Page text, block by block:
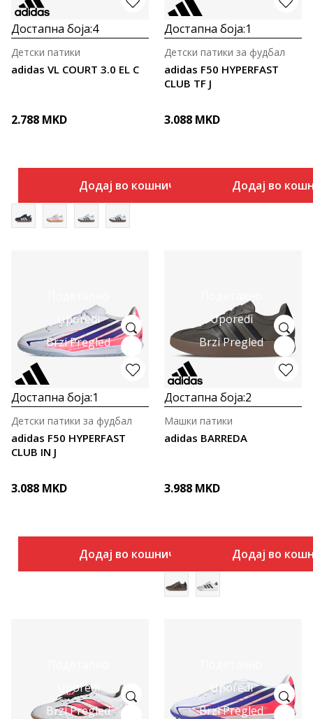
Достапна боја:4
adidas VL COURT 3.0 EL C
Детски патики
2.788 MKD
Додај во кошничка
Достапна боја:1
adidas F50 HYPERFAST
CLUB TF J
Детски патики за фудбал
3.088 MKD
Додај во
Uporedi
Brzi Pregled
Достапна боја:1
adidas F50 HYPERFAST
CLUB IN J
Детски патики за фудбал
3.088 MKD
Додај во кошничка
Uporedi
Brzi Pregled
Достапна боја:2
adidas BARREDA
Машки патики
3.988 MKD
Додај во
Uporedi
Brzi Pregled
Uporedi
Brzi Pregled